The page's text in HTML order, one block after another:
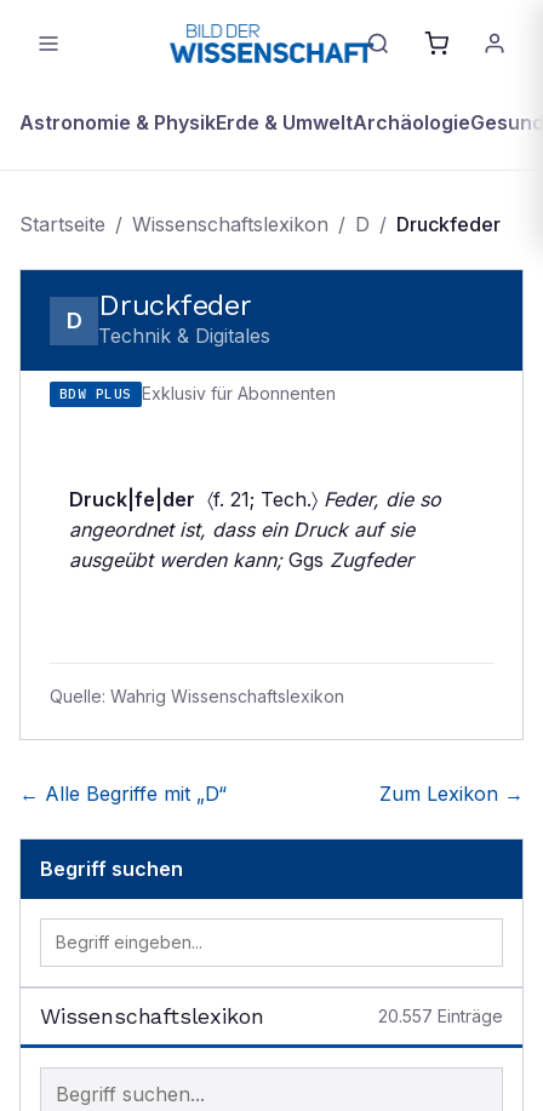
Astronomie & PhysikErde & UmweltArchäologie
Startseite / Wissenschaftslexikon / D / Druckfeder
D Druckfeder
Technik & Digitales
BDW PLUS Exklusiv für Abonnenten
Druck|fe|der 〈f. 21; Tech.〉 Feder, die so
angeordnet ist, dass ein Druck auf sie
ausgeübt werden kann;Ggs Zugfeder
Quelle: Wahrig Wissenschaftslexikon
← Alle Begriffe mit „D“ Zum Lexikon →
Begriff suchen
Wissenschaftslexikon 20.557 Einträge
Begriff im Lexikon suchen